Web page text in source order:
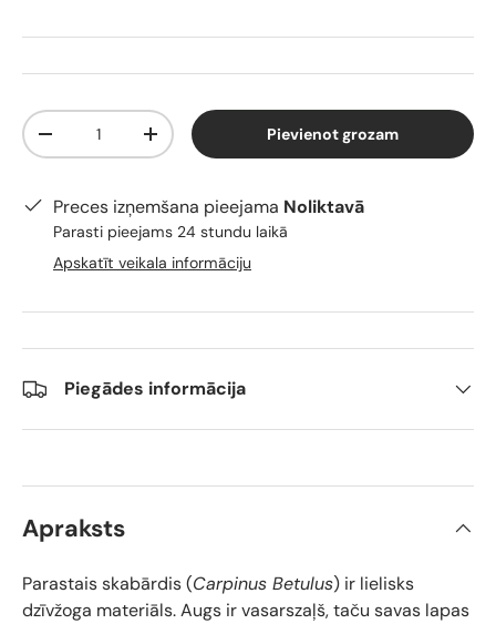
Skaits
-
+ Pievienot grozam
Preces izņemšana pieejama Noliktavā
Parasti pieejams 24 stundu laikā
Apskatīt veikala informāciju
Piegādes informācija
Apraksts
Parastais skabārdis (Carpinus Betulus) ir lielisks
dzīvžoga materiāls. Augs ir vasarszaļš, taču savas lapas